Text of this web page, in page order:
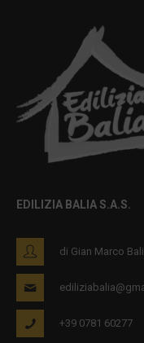
EDILIZIA BALIA S.A.S.
di Gian Marco
+39 0781 60277